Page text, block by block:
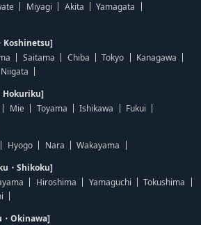
Miyagi Akita
Yamagata
Koshinetsu]
Saitama Chiba Tokyo
Kanagawa
Niigata
Hokuriku]
Mie Toyama Ishikawa
Fukui
Hyogo Nara
Wakayama
・Shikoku]
Hiroshima Yamaguchi
Tokushima
Okinawa]